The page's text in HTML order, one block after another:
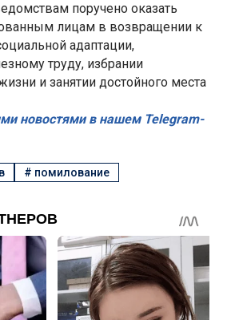
поручено оказать
лицам в возвращении к
адаптации,
труду, избрании
и занятии достойного места
новостями в нашем Telegram-
# помилование